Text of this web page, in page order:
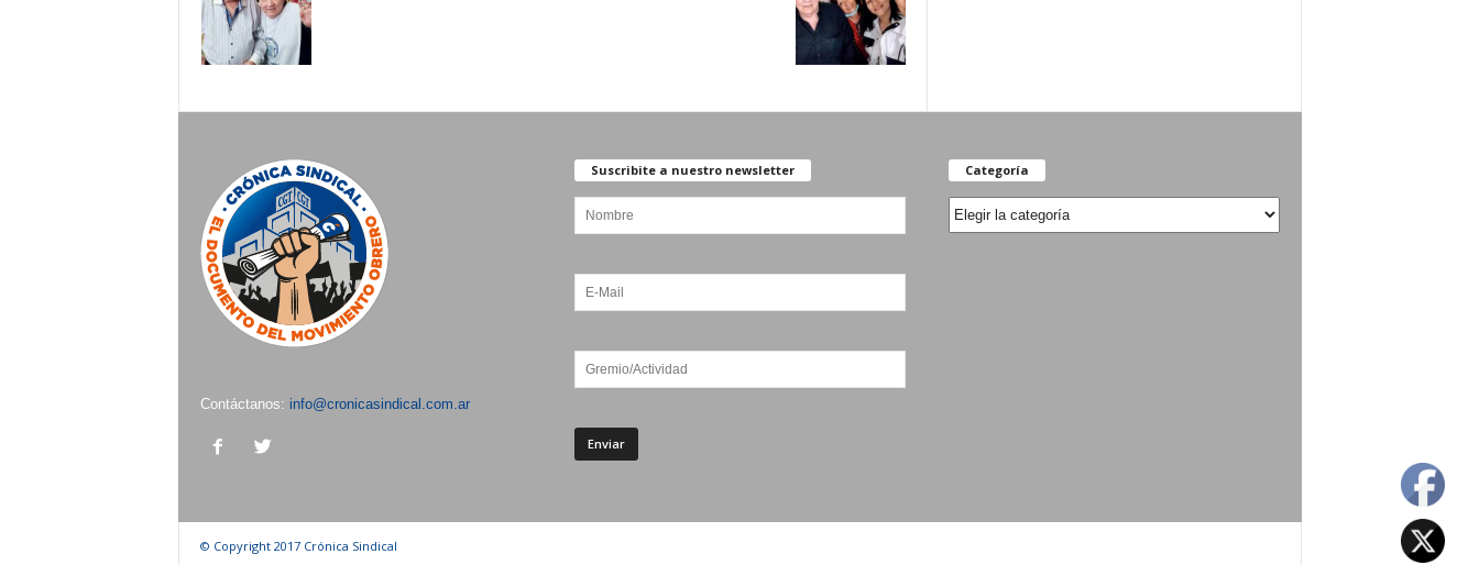
Contáctanos: info@cronicasindical.com.ar
Suscribite a nuestro newsletter Categoría
Categoría
© Copyright 2017 Crónica Sindical